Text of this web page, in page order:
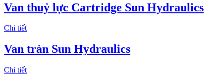
Van thuỷ lực Cartridge Sun Hydraulics
Chi tiết
Van tràn Sun Hydraulics
Chi tiết